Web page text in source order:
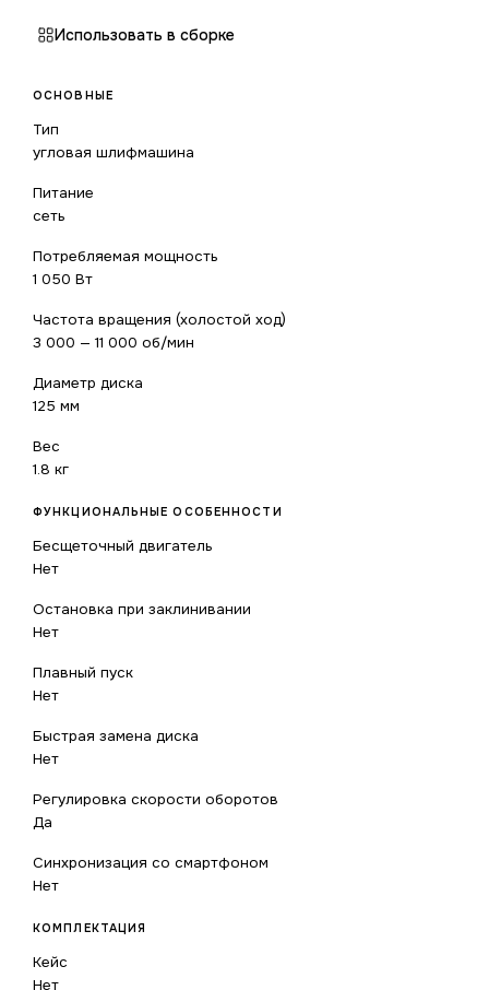
Использовать в сборке
ОСНОВНЫЕ
Тип
угловая шлифмашина
Питание
сеть
Потребляемая мощность
1 050 Вт
Частота вращения (холостой ход)
3 000 — 11 000 об/мин
Диаметр диска
125 мм
Вес
1.8 кг
ФУНКЦИОНАЛЬНЫЕ ОСОБЕННОСТИ
Бесщеточный двигатель
Нет
Остановка при заклинивании
Нет
Плавный пуск
Нет
Быстрая замена диска
Нет
Регулировка скорости оборотов
Да
Синхронизация со смартфоном
Нет
КОМПЛЕКТАЦИЯ
Кейс
Нет